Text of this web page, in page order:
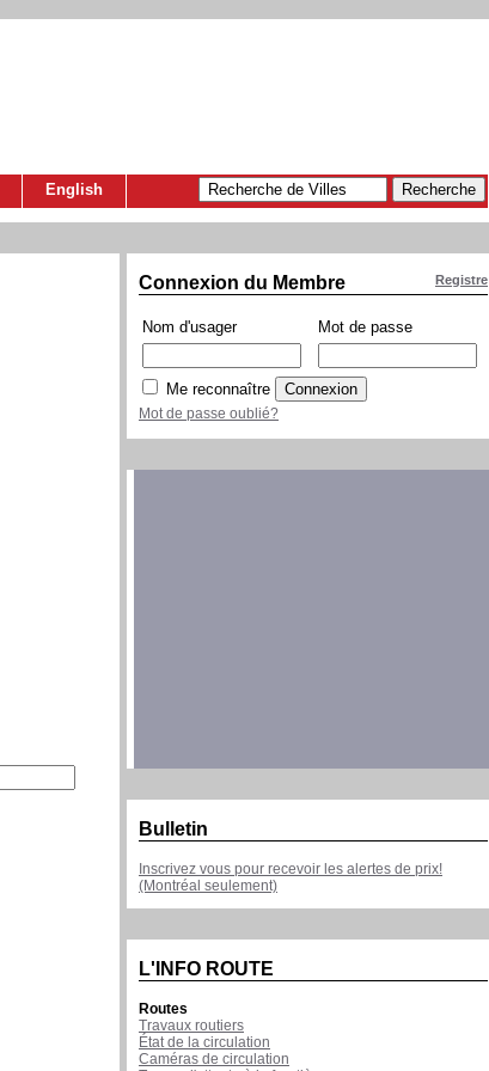
English
Registre
Connexion du Membre
Nom d'usager Mot de passe
Me reconnaître
Mot de passe oublié?
Bulletin
Inscrivez vous pour recevoir les alertes de prix!
(Montréal seulement)
L'INFO ROUTE
Routes
Travaux routiers
État de la circulation
Caméras de circulation